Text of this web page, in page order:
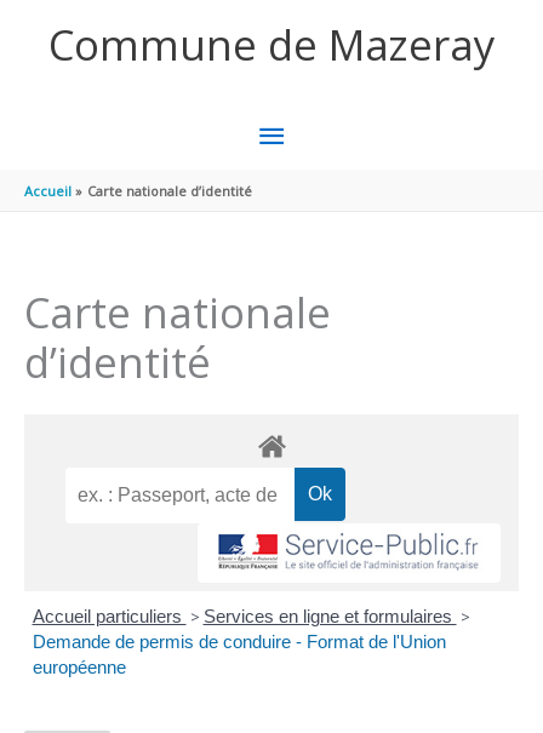
Commune de Mazeray
MENU
Accueil Carte nationale d’identité
Carte nationale
d’identité
Accueil particuliers > Services en ligne et formulaires >
Demande de permis de conduire - Format de l'Union
européenne